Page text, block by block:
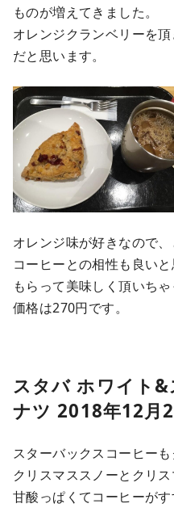
ものが増えてきました。
オレンジクランベリーを
だと思います。
オレンジ味が好きなので、
コーヒーとの相性も良い
もらって美味しく頂いちゃ
価格は270円です。
スタバ ホワイト
ナツ 2018年12月
スターバックスコーヒー
クリスマススノーとクリ
甘酸っぱくてコーヒーがす